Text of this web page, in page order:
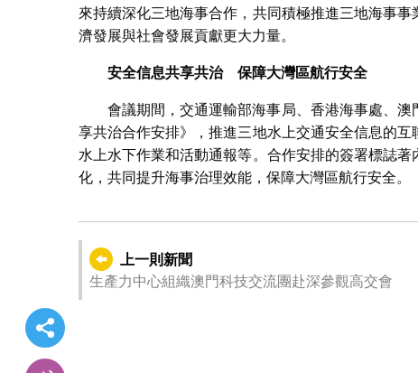
來持續深化三地海事合作，共同積極推進三地海事
濟發展與社會發展貢獻更大力量。
安全信息共享共治 保障大灣區航行安全
會議期間，交通運輸部海事局、香港海事處、
享共治合作安排》，推進三地水上交通安全信息的
水上水下作業和活動通報等。合作安排的簽署標誌
化，共同提升海事治理效能，保障大灣區航行安全。
上一則新聞
生產力中心組織澳門科技交流團赴深參觀高交會